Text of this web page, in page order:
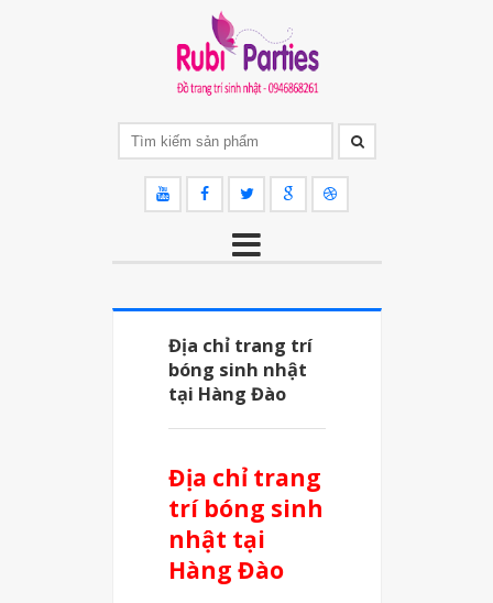
Địa chỉ trang trí
bóng sinh nhật
tại Hàng Đào
Địa chỉ trang
trí bóng sinh
nhật tại
Hàng Đào